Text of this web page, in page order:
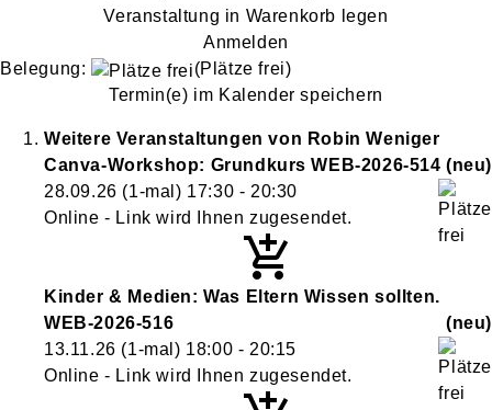
Veranstaltung in Warenkorb legen
Anmelden
Belegung:
(Plätze frei)
Termin(e) im Kalender speichern
Weitere Veranstaltungen von RobinWeniger
Canva-Workshop: Grundkurs WEB-2026-514
neu
28.09.26 (1-mal) 17:30 - 20:30
Online - Link wird Ihnen zugesendet.
Kinder & Medien: Was Eltern Wissen sollten.
WEB-2026-516
neu
13.11.26 (1-mal) 18:00 - 20:15
Online - Link wird Ihnen zugesendet.